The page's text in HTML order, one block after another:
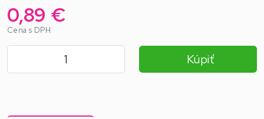
0,89 €
Cena s DPH
Kúpiť